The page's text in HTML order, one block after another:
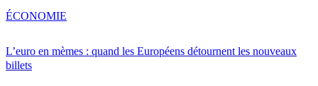
L’euro en mèmes : quand les Européens détournent les nouveaux
billets
ÉCONOMIE